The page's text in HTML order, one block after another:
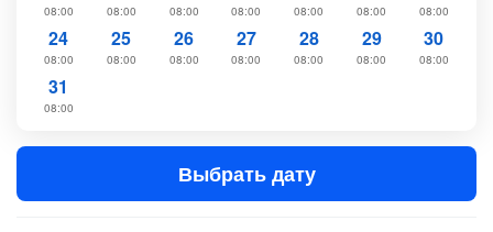
08:00 08:00 08:00 08:00 08:00 08:00 08:00
24
08:00
25
08:00
26
08:00
27
08:00
28
08:00
29
08:00
30
08:00
31
08:00
Выбрать дату